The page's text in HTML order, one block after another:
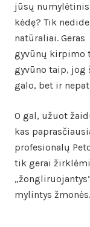
jūsų
kėdę? Tik
natūraliai.
gyvūnų kirpimo
gyvūno taip, jog
galo, bet ir
O gal, užuot
kas
profesionalų
tik gerai
mylintys žmonės.